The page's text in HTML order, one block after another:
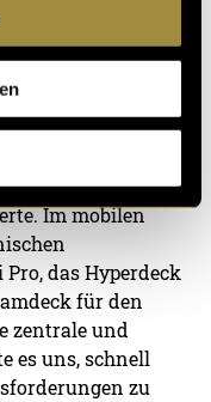
verkürzen,
und
die
was nicht
auch die Effizienz
Im mobilen
das Hyperdeck
für den
zentrale und
es uns, schnell
zu